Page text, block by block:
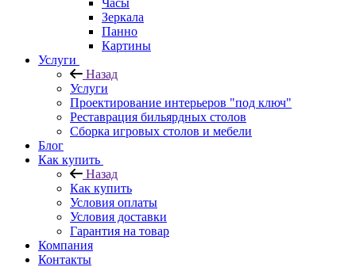
Часы
Зеркала
Панно
Картины
Услуги
Назад
Услуги
Проектирование интерьеров "под ключ"
Реставрация бильярдных столов
Сборка игровых столов и мебели
Блог
Как купить
Назад
Как купить
Условия оплаты
Условия доставки
Гарантия на товар
Компания
Контакты